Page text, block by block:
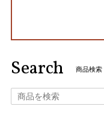
Search 商品検索